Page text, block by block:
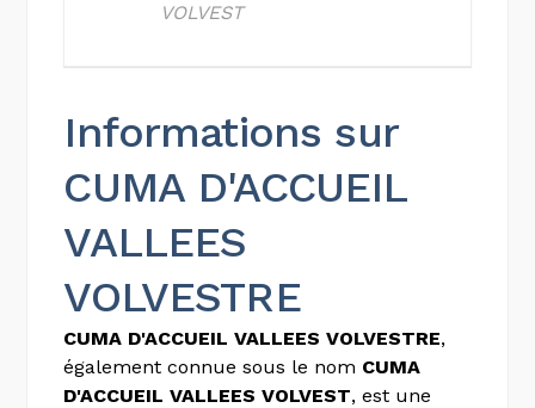
VOLVEST
Informations sur
CUMA D'ACCUEIL
VALLEES
VOLVESTRE
CUMA D'ACCUEIL VALLEES VOLVESTRE,
également connue sous le nom CUMA
D'ACCUEIL VALLEES VOLVEST, est une